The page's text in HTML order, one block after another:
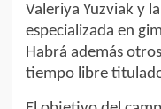
Valeriya Yuzviak y
especializada en
Habrá además
tiempo libre